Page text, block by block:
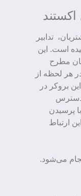
اکستند
تدابیر
است. این
مطرح
هر لحظه از
بروکر در
در دسترس
پرسیدن
ارتباط